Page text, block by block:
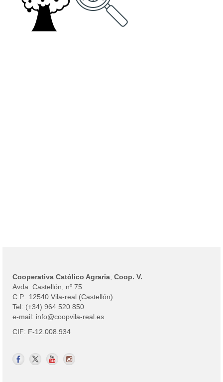
«Tenda Taula» / Supermercado
Fertilizantes – Fitosanitarios – Plantones y
Cooperativa Católico Agraria Coop. V.
Avda. Castellón, nº 75
C.P.: 12540 Vila-real (Castellón)
Tel: (+34) 964 520 850
e-mail: info@coopvila-real.es
CIF: F-12.008.934